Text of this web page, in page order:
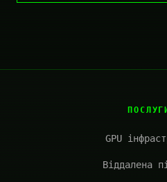
GPU
Віддалена